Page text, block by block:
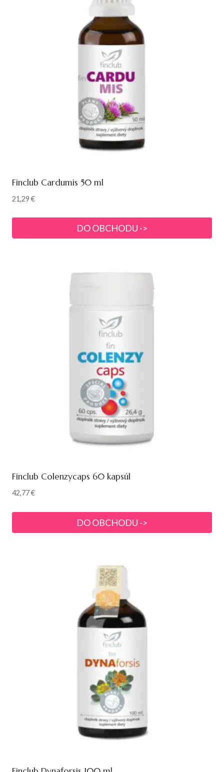
Finclub Cardumis 50 ml
21,29€
DO OBCHODU ->
Finclub Colenzycaps 60 kapsúl
42,77€
DO OBCHODU ->